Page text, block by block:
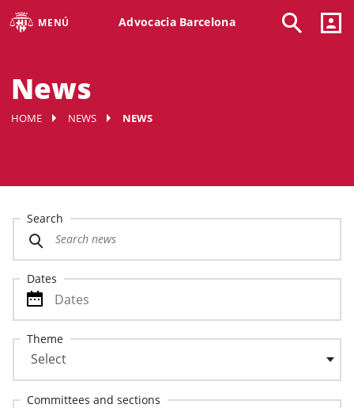
MENÚ Advocacia Barcelona
News
HOME NEWS NEWS
Search
Dates
Theme
Committees and sections